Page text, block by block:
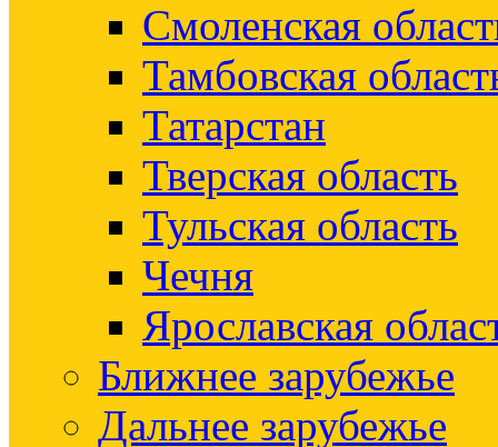
Смоленская
Тамбовская
Татарстан
Тверская область
Тульская область
Чечня
Ярославская
Ближнее зарубежье
Дальнее зарубежье